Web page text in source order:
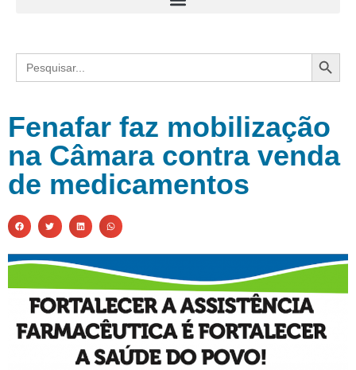
Search
for:
Fenafar faz mobilização
na Câmara contra venda
de medicamentos